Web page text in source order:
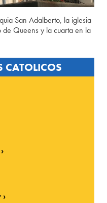
San Adalberto, la iglesia
Queens y la cuarta en la
CATOLICOS